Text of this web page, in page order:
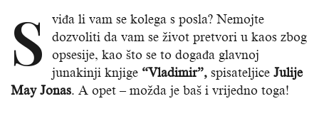
S
viđa li vam se kolega s posla? Nemojte
dozvoliti da vam se život pretvori u kaos zbog
opsesije, kao što se to događa glavnoj
junakinji knjige “Vladimir”, spisateljice Julije
May Jonas. A opet – možda je baš i vrijedno toga!